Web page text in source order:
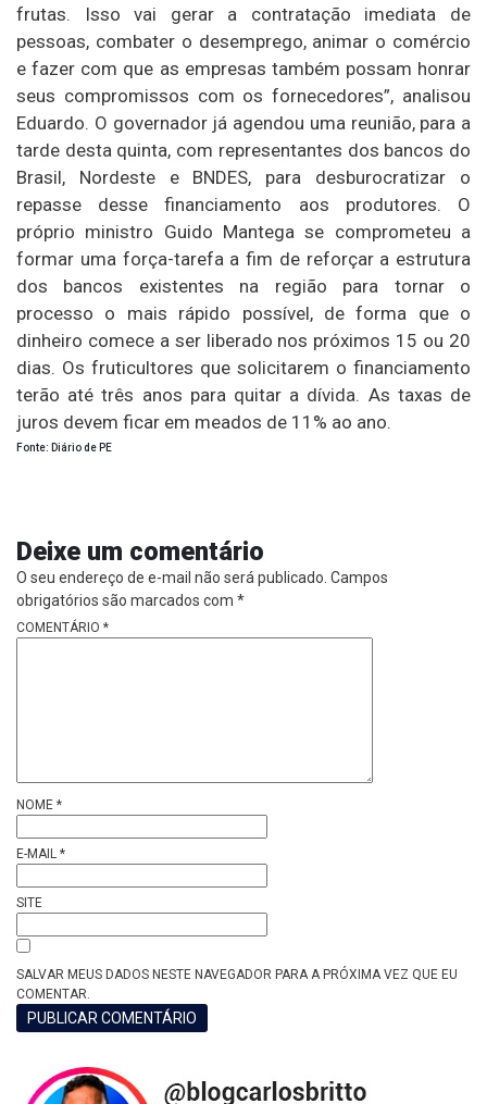
frutas. Isso vai gerar a contratação imediata de
pessoas, combater o desemprego, animar o comércio
e fazer com que as empresas também possam honrar
seus compromissos com os fornecedores”, analisou
Eduardo. O governador já agendou uma reunião, para a
tarde desta quinta, com representantes dos bancos do
Brasil, Nordeste e BNDES, para desburocratizar o
repasse desse financiamento aos produtores. O
próprio ministro Guido Mantega se comprometeu a
formar uma força-tarefa a fim de reforçar a estrutura
dos bancos existentes na região para tornar o
processo o mais rápido possível, de forma que o
dinheiro comece a ser liberado nos próximos 15 ou 20
dias. Os fruticultores que solicitarem o financiamento
terão até três anos para quitar a dívida. As taxas de
juros devem ficar em meados de 11% ao ano.
Fonte: Diário de PE
Deixe um comentário
O seu endereço de e-mail não será publicado. Campos
obrigatórios são marcados com *
COMENTÁRIO *
NOME *
E-MAIL *
SITE
SALVAR MEUS DADOS NESTE NAVEGADOR PARA A PRÓXIMA VEZ QUE EU
COMENTAR.